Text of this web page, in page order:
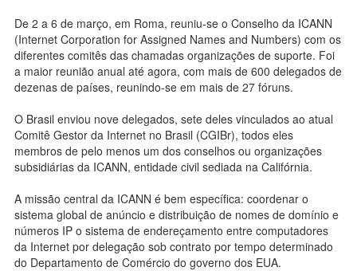
De 2 a 6 de março, em Roma, reuniu-se o Conselho da ICANN
(Internet Corporation for Assigned Names and Numbers) com os
diferentes comitês das chamadas organizações de suporte. Foi
a maior reunião anual até agora, com mais de 600 delegados de
dezenas de países, reunindo-se em mais de 27 fóruns.
O Brasil enviou nove delegados, sete deles vinculados ao atual
Comitê Gestor da Internet no Brasil (CGIBr), todos eles
membros de pelo menos um dos conselhos ou organizações
subsidiárias da ICANN, entidade civil sediada na Califórnia.
A missão central da ICANN é bem específica: coordenar o
sistema global de anúncio e distribuição de nomes de domínio e
números IP o sistema de endereçamento entre computadores
da Internet por delegação sob contrato por tempo determinado
do Departamento de Comércio do governo dos EUA.